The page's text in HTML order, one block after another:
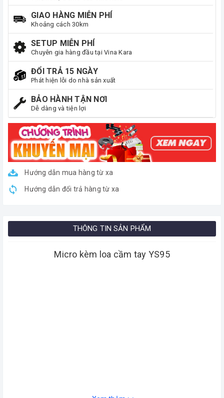
GIAO HÀNG MIỄN PHÍ
Khoảng cách 30km
SETUP MIỄN PHÍ
Chuyên gia hàng đầu tại Vina Kara
ĐỔI TRẢ 15 NGÀY
Phát hiện lỗi do nhà sản xuất
BẢO HÀNH TẬN NƠI
Dễ dàng và tiện lợi
Hướng dẫn mua hàng từ xa
Hướng dẫn đổi trả hàng từ xa
THÔNG TIN SẢN PHẨM
Micro kèm loa cầm tay YS95